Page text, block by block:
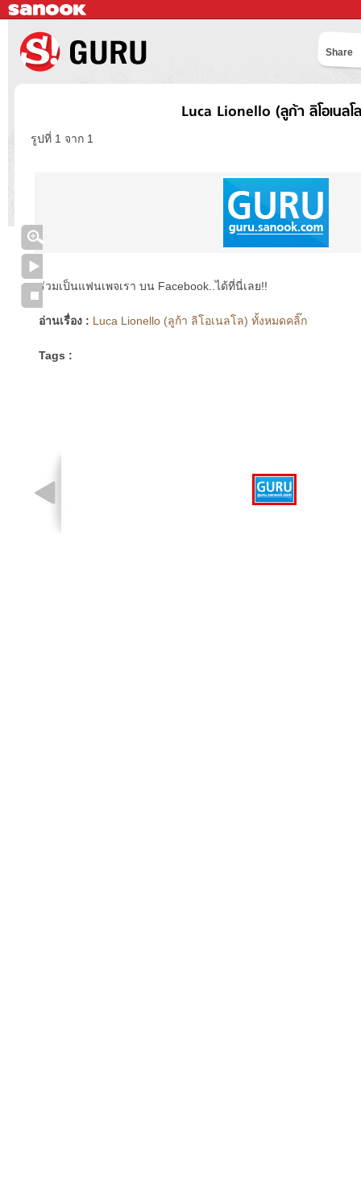
Share
Luca Lionello (ลูก้า ลิโอเนลโ
รูปที่ 1 จาก 1
ร่วมเป็นแฟนเพจเรา บน Facebook..ได้ที่นี่เลย!!
อ่านเรื่อง : Luca Lionello (ลูก้า ลิโอเนลโล) ทั้งหมดคลิ๊ก
Tags :